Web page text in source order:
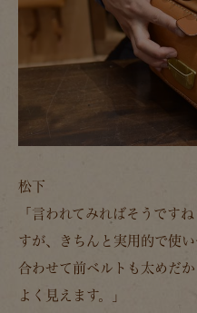
松下
「言われてみればそうです
すが、きちんと実用的で使
合わせて前ベルトも太めだ
よく見えます。」